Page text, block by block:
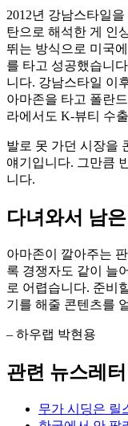
2012년 강남스타일
탄으로 해석한 게 인
뛰는 방식으로 미국
를 타고 성공했습니
니다. 강남스타일 이
아마존을 타고 폴란
라에서도 K-뷰티 수
발로 못 가던 시장을
얘기입니다. 그만큼
니다.
다녀와서 남
아마존이 깔아주는
록 경쟁자도 같이 늘
로 어렵습니다. 준비
기를 해줄 콘텐츠를
– 하우랩 박현용
관련 뉴스레터
무가 시딩은 릴